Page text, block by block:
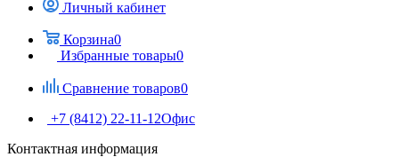
Личный кабинет
Корзина0
Избранные товары0
Сравнение товаров0
+7 (8412) 22-11-12Офис
Контактная информация